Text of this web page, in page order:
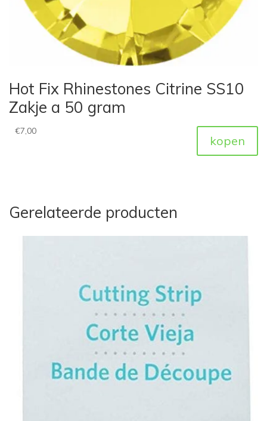
Hot Fix Rhinestones Citrine SS10
Zakje a 50 gram
€7,00
kopen
Gerelateerde producten